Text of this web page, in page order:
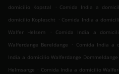
domicilio Kopstal
. Comida India a
domicilio Koplescht . Comida India a
Walfer Helsem
. Comida India a
Walferdange Bereldange
. Comida India a
India a domicilio Walferdange Dommeldange
Helmsange . Comida India a domicilio